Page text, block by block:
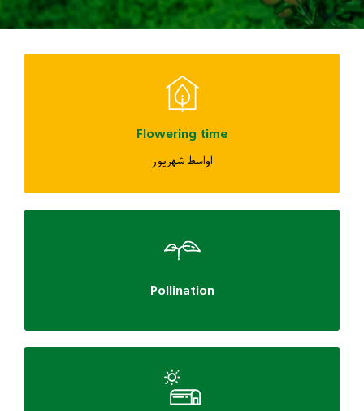
Flowering time
اواسط شهریور
Pollination